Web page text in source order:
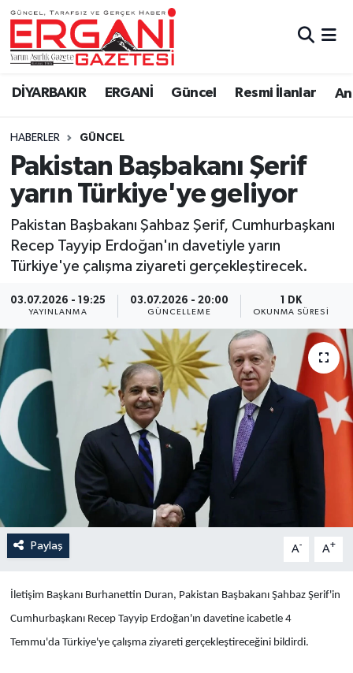
DİYARBAKIR ERGANİ Güncel Resmi İlanlar
HABERLER GÜNCEL
Pakistan Başbakanı Şerif
yarın Türkiye'ye geliyor
Pakistan Başbakanı Şahbaz Şerif, Cumhurbaşkanı
Recep Tayyip Erdoğan'ın davetiyle yarın
Türkiye'ye çalışma ziyareti gerçekleştirecek.
03.07.2026 - 19:25
YAYINLANMA
03.07.2026 - 20:00
GÜNCELLEME
1 DK
OKUNMA SÜRESI
Paylaş A- A+
İletişim Başkanı Burhanettin Duran, Pakistan Başbakanı Şahbaz Şerif'in
Cumhurbaşkanı Recep Tayyip Erdoğan'ın davetine icabetle 4
Temmu'da Türkiye'ye çalışma ziyareti gerçekleştireceğini bildirdi.
DİYARBAKIR
BİSMİL
BAĞLAR
ERGANİ
Güncel
Eği̇ti̇m
Resmi İlanlar
Sağlık
Si̇yaset
Spor
Yaşam
Anali̇z
Bi̇li̇m & Teknoloji̇
Dünya
Eği̇ti̇m
Ergani Nöbetçi Eczaneler
Ergani Hava Durumu
Ergani Trafik Yoğunluk Haritası
Süper Lig Puan Durumu ve Fikstür
Tüm Manşetler
Son Dakika Haberleri
Haber Arşivi